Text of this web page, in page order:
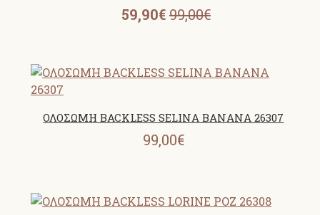
59,90€99,00€
ΟΛΟΣΩΜΗ BACKLESS SELINA BANANA 26307
99,00€